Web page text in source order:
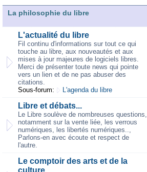
La philosophie du libre
L'actualité du libre
Fil continu d'informations sur tout ce qui
touche au libre, aux nouveautés et aux
mises à jour majeures de logiciels libres.
Merci de présenter toute news qui pointe
vers un lien et de ne pas abuser des
citations.
Sous-forum:
L'agenda du libre
Libre et débats...
Le Libre soulève de nombreuses questions,
notamment sur la vente liée, les verrous
numériques, les libertés numériques..,
Parlons-en avec écoute et respect de
l'autre.
Le comptoir des arts et de la
culture